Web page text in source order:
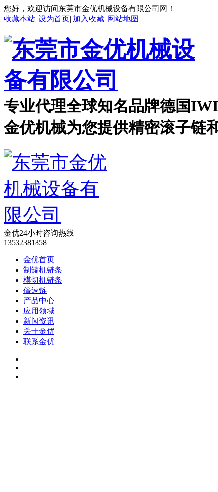
您好，欢迎访问东莞市金优机械设备有限公司网！
收藏本站| 设为首页| 加入收藏| 网站地图
专业代理全球知名品牌德国
金优机械为您提供精密滚子链
金优24小时咨询热线
13532381858
金优首页
制罐机链条
模切机链条
倍速链
产品中心
应用领域
新闻资讯
关于金优
联系金优